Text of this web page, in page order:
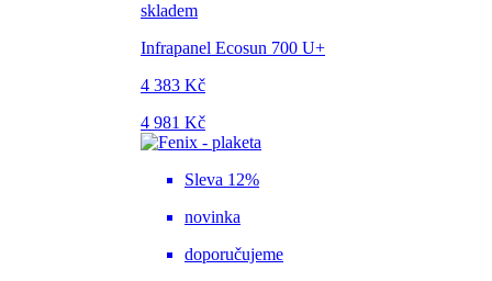
skladem
Infrapanel Ecosun 700 U+
4 383 Kč
4 981 Kč
Sleva 12%
novinka
doporučujeme